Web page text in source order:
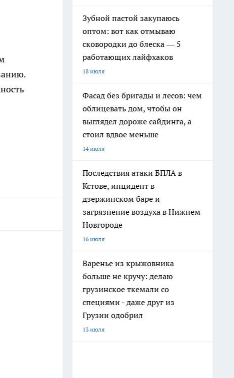
Зубной пастой закупаюсь
оптом: вот как отмываю
сковородки до блеска — 5
работающих лайфхаков
18 июля
Фасад без бригады и лесов: чем
облицевать дом, чтобы он
выглядел дороже сайдинга, а
стоил вдвое меньше
14 июля
Последствия атаки БПЛА в
Кстове, инцидент в
дзержинском баре и
загрязнение воздуха в Нижнем
Новгороде
16 июля
Варенье из крыжовника
больше не кручу: делаю
грузинское ткемали со
специями - даже друг из
Грузии одобрил
13 июля